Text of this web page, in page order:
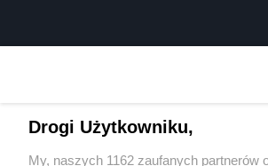
Drogi Użytkowniku,
My, naszych 1162 zaufanych partnerów